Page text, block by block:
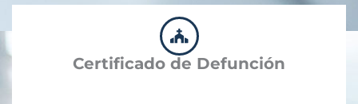
Certificado de Defunción